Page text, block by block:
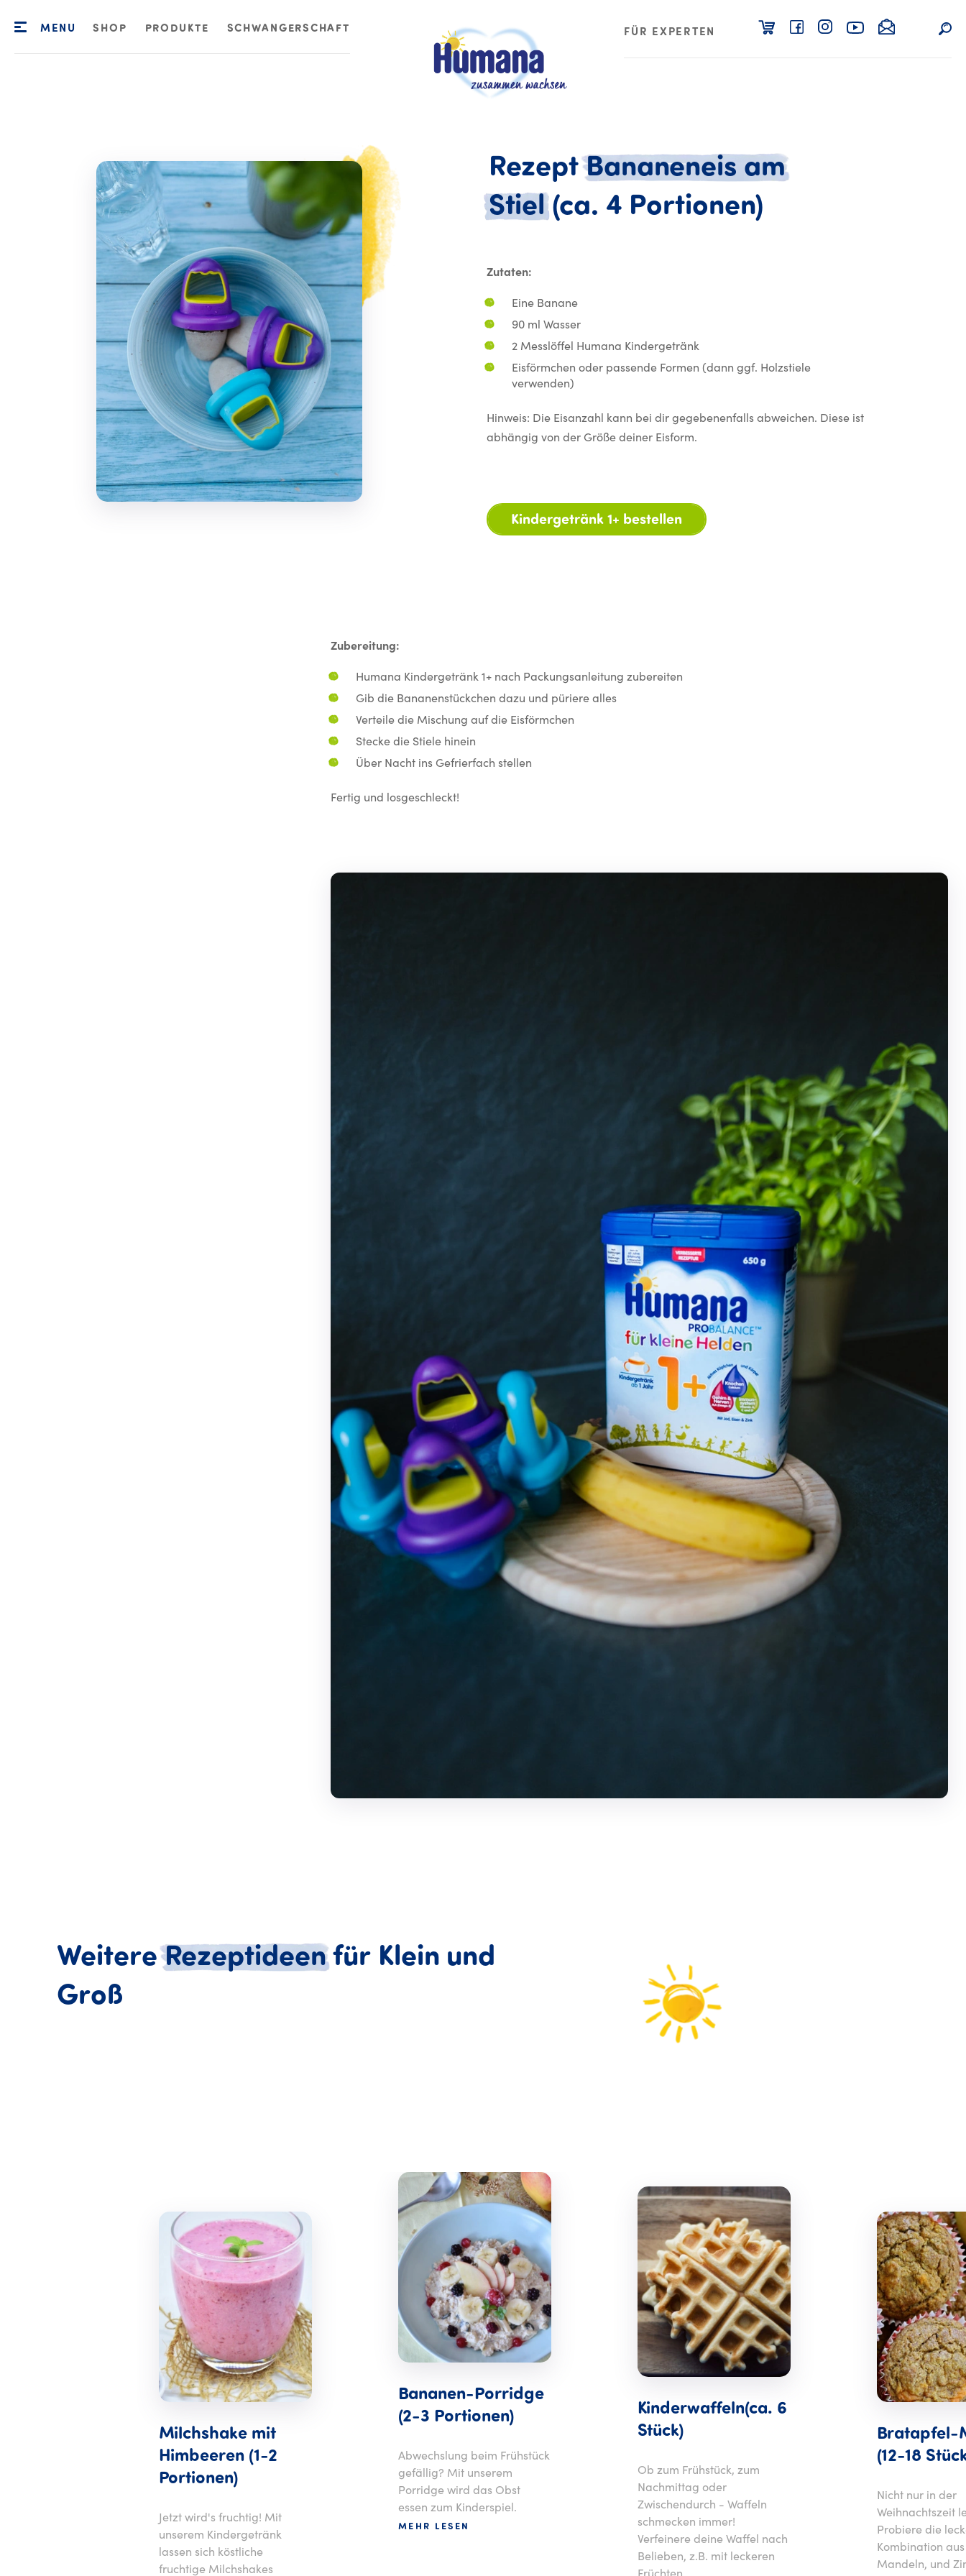
MENU SHOP PRODUKTE SCHWANGERSCHAFT FÜR EXPERTEN
Rezept Bananeneis am
Stiel (ca. 4 Portionen)
Zutaten:
Eine Banane
90 ml Wasser
2 Messlöffel Humana Kindergetränk
Eisförmchen oder passende Formen (dann ggf. Holzstiele
verwenden)
Hinweis: Die Eisanzahl kann bei dir gegebenenfalls abweichen. Diese ist
abhängig von der Größe deiner Eisform.
Kindergetränk 1+ bestellen
Zubereitung:
Humana Kindergetränk 1+ nach Packungsanleitung zubereiten
Gib die Bananenstückchen dazu und püriere alles
Verteile die Mischung auf die Eisförmchen
Stecke die Stiele hinein
Über Nacht ins Gefrierfach stellen
Fertig und losgeschleckt!
Weitere Rezeptideen für Klein und
Groß
Milchshake mit
Himbeeren (1-2
Portionen)
Jetzt wird's fruchtig! Mit
unserem Kindergetränk
lassen sich köstliche
fruchtige Milchshakes
Bananen-Porridge
(2-3 Portionen)
Abwechslung beim Frühstück
gefällig? Mit unserem
Porridge wird das Obst
essen zum Kinderspiel.
MEHR LESEN
Kinderwaffeln(ca. 6
Stück)
Ob zum Frühstück, zum
Nachmittag oder
Zwischendurch - Waffeln
schmecken immer!
Verfeinere deine Waffel nach
Belieben, z.B. mit leckeren
Bratapfel-
(12-18
Nicht nur in der
Weihnachtszeit
Probiere die
Kombination
Mandeln, und